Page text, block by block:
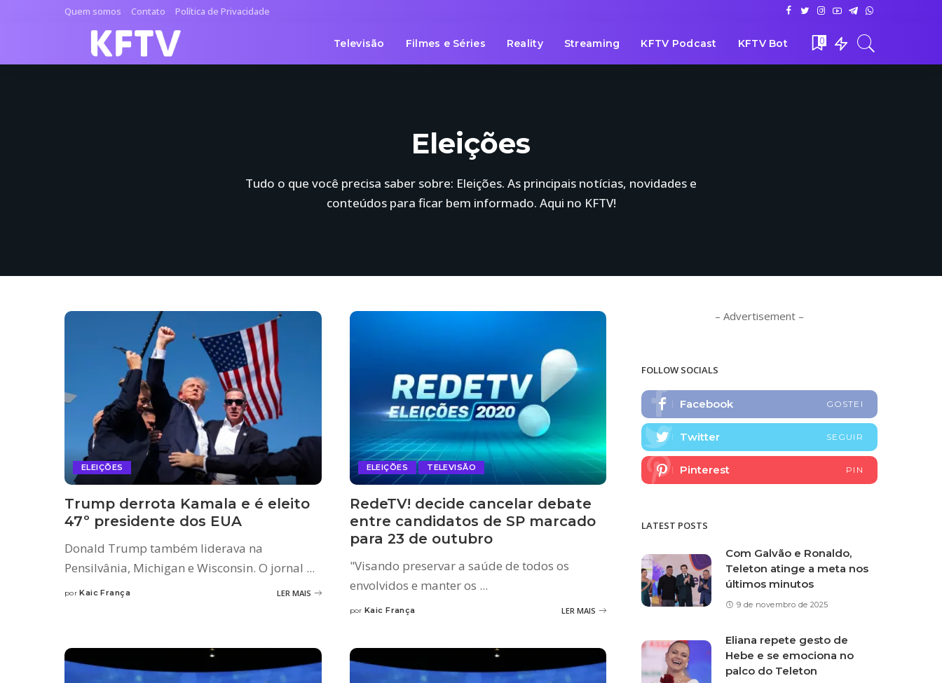
Quem somos Contato Política de Privacidade
Televisão Filmes e Séries Reality Streaming KFTV Podcast KFTV Bot 0
Eleições
Tudo o que você precisa saber sobre: Eleições. As principais notícias, novidades e
conteúdos para ficar bem informado. Aqui no KFTV!
ELEIÇÕES
Trump derrota Kamala e é eleito
47º presidente dos EUA
Donald Trump também liderava na
Pensilvânia, Michigan e Wisconsin. O jornal ...
Posted
por Kaic França LER MAIS
ELEIÇÕES TELEVISÃO
RedeTV! decide cancelar debate
entre candidatos de SP marcado
para 23 de outubro
"Visando preservar a saúde de todos os
envolvidos e manter os ...
Posted
por Kaic França LER MAIS
– Advertisement –
FOLLOW SOCIALS
Facebook GOSTEI
Twitter SEGUIR
Pinterest PIN
LATEST POSTS
Com Galvão e Ronaldo,
Teleton atinge a meta nos
últimos minutos
9 de novembro de 2025
Eliana repete gesto de
Hebe e se emociona no
palco do Teleton